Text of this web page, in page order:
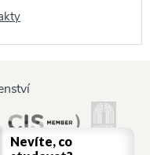
Nevíte, co